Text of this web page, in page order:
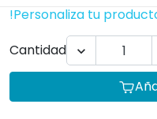
!Personaliza tu
Cantidad
